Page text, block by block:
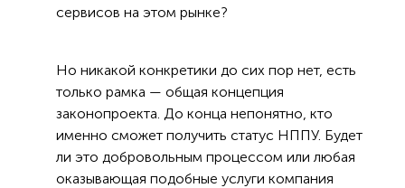
сервисов на этом рынке?
Но никакой конкретики до сих пор нет, есть
только рамка — общая концепция
законопроекта. До конца непонятно, кто
именно сможет получить статус НППУ. Будет
ли это добровольным процессом или любая
оказывающая подобные услуги компания